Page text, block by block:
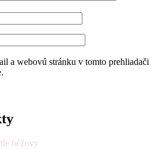
a webovú stránku v tomto prehliadači